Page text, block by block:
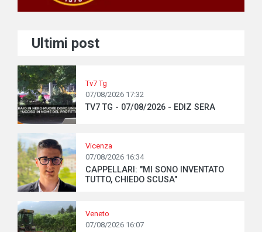
Ultimi post
Tv7 Tg
07/08/2026 17:32
TV7 TG - 07/08/2026 - EDIZ SERA
Vicenza
07/08/2026 16:34
CAPPELLARI: "MI SONO INVENTATO
TUTTO, CHIEDO SCUSA"
Veneto
07/08/2026 16:07